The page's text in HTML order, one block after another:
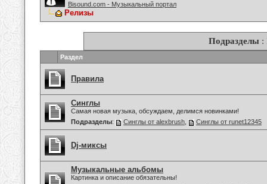
Bisound.com - Музыкальный портал
Релизы
Подразделы :
Раздел
Правила
Синглы
Самая новая музыка, обсуждаем, делимся новинками!
Подразделы: Синглы от alexbrush Синглы от runet12345
Dj-миксы
Музыкальные альбомы
Картинка и описание обязательны!